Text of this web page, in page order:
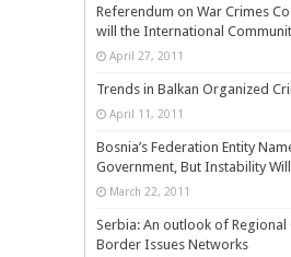
Referendum on War Crimes
will the International
April 27, 2011
Trends in Balkan Organized
April 11, 2011
Bosnia’s Federation Entity
Government, But Instability
March 22, 2011
Serbia: An outlook of
Border Issues Networks